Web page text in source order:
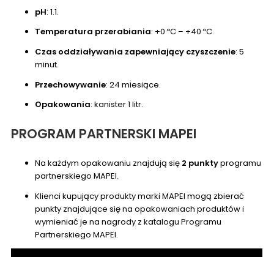
pH: 1.1.
Temperatura przerabiania: +0 ºC – +40 ºC.
Czas oddziaływania zapewniający czyszczenie: 5
minut.
Przechowywanie: 24 miesiące.
Opakowania: kanister 1 litr.
PROGRAM PARTNERSKI MAPEI
Na każdym opakowaniu znajdują się 2 punktyprogramu
partnerskiego MAPEI.
Klienci kupujący produkty marki MAPEI mogą zbierać
punkty znajdujące się na opakowaniach produktów i
wymieniać je na nagrody z katalogu Programu
Partnerskiego MAPEI.